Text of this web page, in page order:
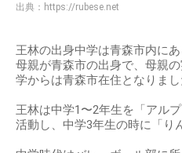
出典： https://rubese.net
王林の出身中学は青森市内にあ
母親が青森市の出身で、母親
学からは青森市在住となりまし
王林は中学1〜2年生を「アル
活動し、中学3年生の時に「り